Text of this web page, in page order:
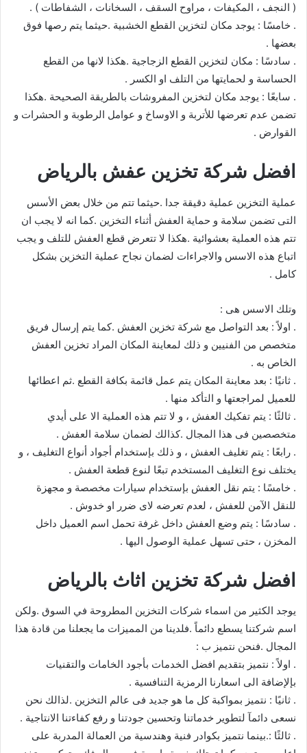
( النجف ، المكيفات ، مراوح السقف ، السخانات ، الشفاطات ) .
. خامسًا : يوجد مكان لتخزين القطع الخشبية .حيثما يتم رصها فوق
بعضها .
. سادسًا : مكان لتخزين القطع الزجاجية .هكذا لانها من القطع
الحساسة و لحمايتها من التلف او الكسر .
. سابعًا : يوجد مكان لتخزين المفروشات بالطريقة الصحيحة .هكذا
تضمن عدم تعرضها للأتربة و الاوساخ و عوامل الرطوبة و الحشرات و
القوارض .
افضل شركة تخزين عفش بالرياض
عملية التخزين عملية دقيقة جدا .حيثما تتم من خلال بعض الأسس
التى تضمن سلامة و حماية العفش أثناء التخزين .كما انه لا يجب ان
تتم هذه العملية بعشوائية .هكذا لا تتعرض قطع العفش للتلف و يجب
اتباع هذه الاسس والاجراءات لضمان نجاح عملية التخزين بشكل
كامل .
وتلك الاسس هى :
. اولاً : بعد التواصل مع شركة تخزين العفش .كما يتم إرسال فريق
متخصص من الفنيين و ذلك لمعاينة المكان المراد تخزين العفش
الخاص به .
. ثانيًا : بعد معاينة المكان يتم عمل قائمة بكافة القطع .ثم اعطائها
للعميل لمراجعتها و التأكد منها .
. ثالثًا : يتم تفكيك العفش ، و لا تتم هذه العملية الا على أيدي
متخصصين فى هذا المجال .كذالك لضمان سلامة العفش .
. رابعًا : يتم تغليف العفش ، و ذلك بإستخدام أجواد أنواع التغليف ، و
يختلف نوع التغليف المستخدم تبعًا لنوع قطعة العفش .
. خامسًا : يتم نقل العفش بإستخدام سيارات مخصصة و مجهزة
للنقل الآمن للعفش ، لعدم تعرضه لاى ضرر او خدوش .
. سادسًا : يتم وضع العفش داخل غرفة تحمل اسم العميل داخل
المخزن ، حتى تسهل عملية الوصول اليها .
افضل شركة تخزين اثاث بالرياض
يوجد الكثير من اسماء شركات التخزين المطروحة في السوق .ولكن
اسم شركتنا يسطع دائماً .فلدينا من المميزات ما يجعلنا من قادة هذا
المجال .فنحن نتميز ب :
. اولاً : نتميز بتقديم افضل الخدمات بأجود الخامات والتقنيات
بإلإضافة الى اسعارنا الرمزية التنافسية .
. ثانيًا : نتميز بمواكبة كل ما هو جديد فى عالم التخزين .لذالك نحن
نسعى دائمآ لتطوير خدماتنا وتحسين جودتنا و رفع كفاءتنا الانتاجية .
. ثالثًا :.بينما نتميز بكوادر فنية وهندسية من العمالة المدربة على